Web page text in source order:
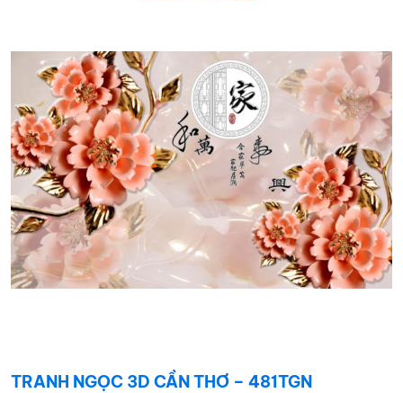
TRANH NGỌC 3D CẦN THƠ – 481TGN